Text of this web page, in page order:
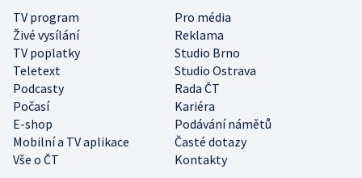
TV program
Pro média
Živé vysílání
Reklama
TV poplatky
Studio Brno
Teletext
Studio Ostrava
Podcasty
Rada ČT
Počasí
Kariéra
E-shop
Podávání námětů
Mobilní a TV aplikace
Časté dotazy
Vše o ČT
Kontakty